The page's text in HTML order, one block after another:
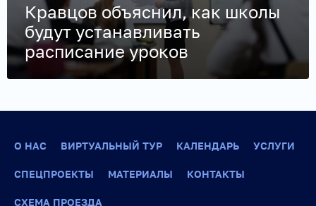
Кравцов объяснил, как школы
будут устанавливать
расписание уроков
О НАС ВИРТУАЛЬНЫЙ ТУР КАЛЕНДАРЬ УСЛУГИ
СПЕЦПРОЕКТЫ МАТЕРИАЛЫ КОНТАКТЫ
СХЕМА ПРОЕЗДА